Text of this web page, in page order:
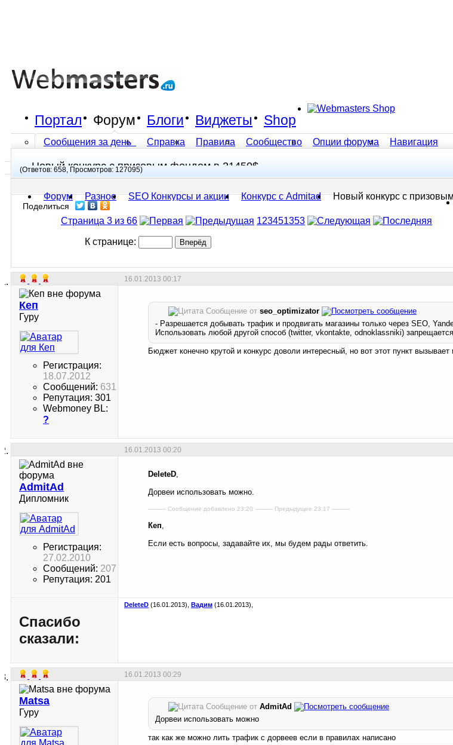
Портал Форум
Сообщения за день Справка Правила Сообщество Опции форума
Все разделы прочитаны
Навигация
Блоги Виджеты Shop
Форум Разное SEO Конкурсы и акции Конкурс с Admitad Новый конкурс с
Новый конкурс с призовым фондом в 21450$
(Ответов: 658, Просмотров: 127095)
Поделиться
Страница 3 из 66 123451353
К странице:
16.01.2013 00:17
Кеп
Гуру
Регистрация:
18.07.2012
Сообщений: 631
Репутация: 301
Webmoney BL:
?
Сообщение от seo_optimizator
- Разрешается добывать трафик и продвигать магазины только через SEO,
Использовать любой другой способ (twitter, vkontakte, odnoklassniki)
Бюджет конечно крутой и конкурс доволи интересный, но вот этот пункт вызывает
16.01.2013 00:20
AdmitAd
Дипломник
Регистрация:
27.02.2010
Сообщений: 207
Репутация: 201
DeleteD,
Дорвеи использовать можно.
---------- Сообщение добавлено 23:20 ---------- Предыдущее 23:17 ----------
Кеп,
Если есть вопросы, задавайте их, мы будем рады ответить.
Спасибо
сказали:
DeleteD (16.01.2013), Вадим (16.01.2013),
16.01.2013 00:29
Matsa
Гуру
Сообщение от AdmitAd
Дорвеи использовать можно
так как же можно лить трафик с дорвеев если в правилах написано